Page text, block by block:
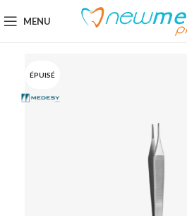
MENU
ÉPUISÉ